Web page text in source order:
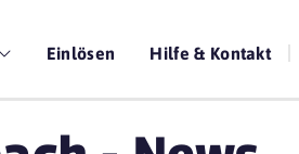
Einlösen Hilfe & Kontakt